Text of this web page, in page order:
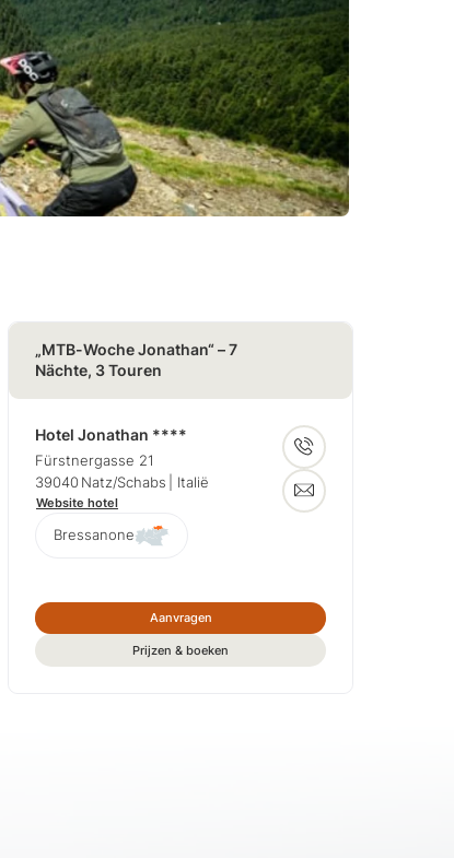
„MTB-Woche Jonathan“ – 7
Nächte, 3 Touren
Hotel Jonathan ****
Fürstnergasse 21
39040 Natz/Schabs | Italië
Website hotel
Bressanone
Aanvragen
Prijzen & boeken